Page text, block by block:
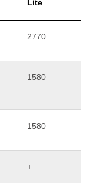
Lite
2770
1580
1580
+